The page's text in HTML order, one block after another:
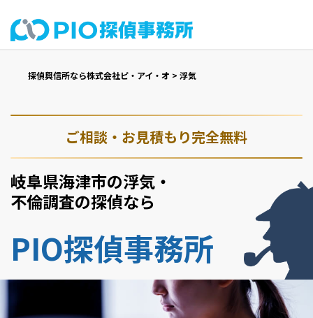
探偵興信所なら株式会社ピ・アイ・オ > 浮気
ご相談・お見積もり完全無料
岐阜県海津市の浮気・
不倫調査の探偵なら
PIO探偵事務所